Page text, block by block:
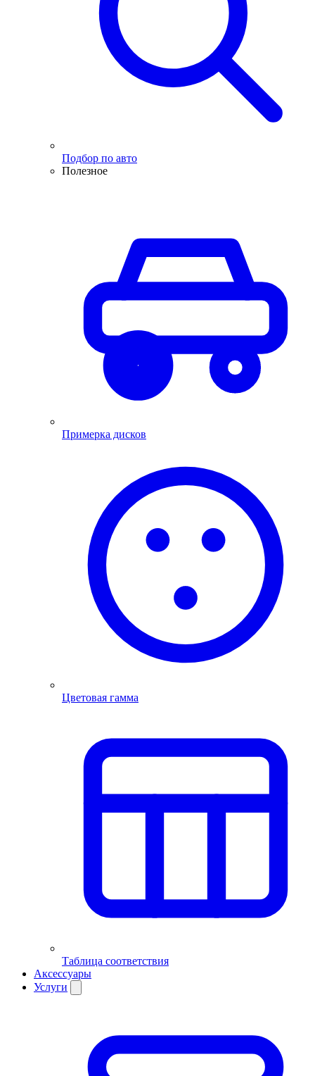
Подбор по авто
Полезное
Примерка дисков
Цветовая гамма
Таблица соответствия
Аксессуары
Услуги